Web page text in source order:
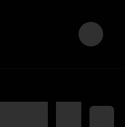
Login